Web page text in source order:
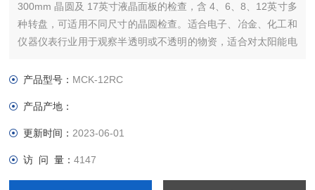
300mm 晶圆及 17英寸液晶面板的检查，含 4、6、8、12英寸多
种转盘，可适用不同尺寸的晶圆检查。适合电子、冶金、化工和
仪器仪表行业用于观察半透明或不透明的物资，适合对太阳能电
析等。
产品型号： MCK-12RC
产品产地：
更新时间： 2023-06-01
访 问 量：4147